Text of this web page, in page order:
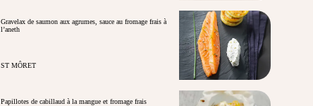
Gravelax de saumon aux agrumes, sauce au fromage frais à
l’aneth
ST MÔRET
Papillotes de cabillaud à la mangue et fromage frais